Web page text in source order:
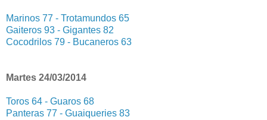
Marinos 77 - Trotamundos 65
Gaiteros 93 - Gigantes 82
Cocodrilos 79 - Bucaneros 63
Martes 24/03/2014
Toros 64 - Guaros 68
Panteras 77 - Guaiqueries 83